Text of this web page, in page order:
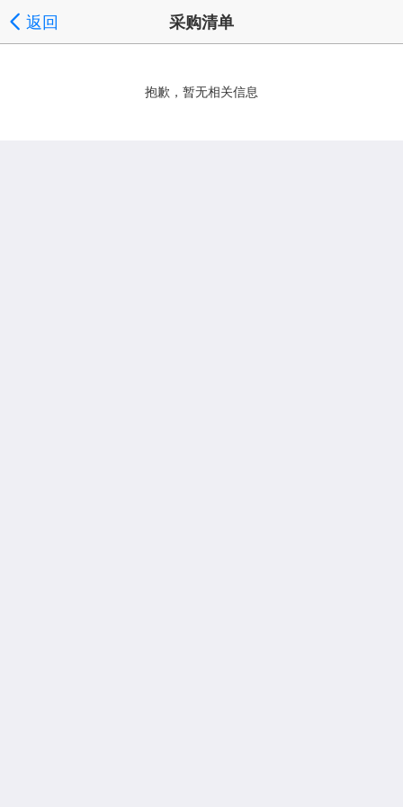
返回 采购清单
抱歉，暂无相关信息